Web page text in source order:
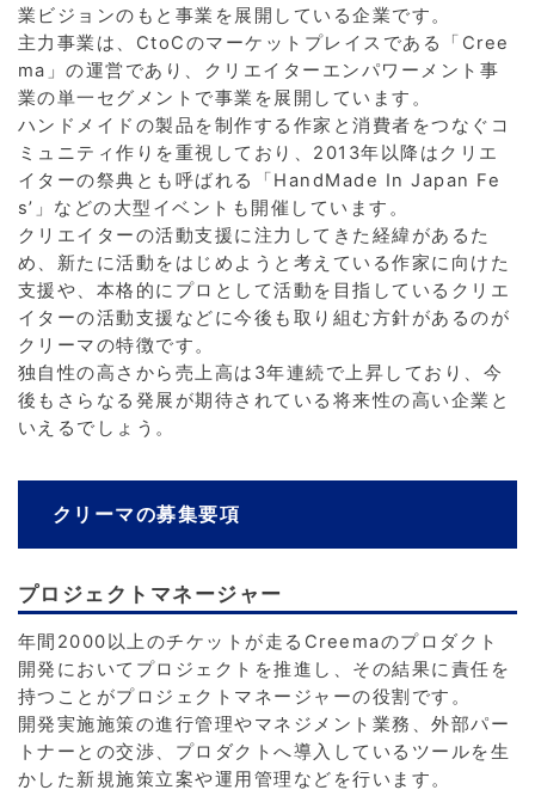
業ビジョンのもと事業を展開している企業です。
主力事業は、CtoCのマーケットプレイスである「Cree
ma」の運営であり、クリエイターエンパワーメント事
業の単一セグメントで事業を展開しています。
ハンドメイドの製品を制作する作家と消費者をつなぐコ
ミュニティ作りを重視しており、2013年以降はクリエ
イターの祭典とも呼ばれる「HandMade In Japan Fe
s’」などの大型イベントも開催しています。
クリエイターの活動支援に注力してきた経緯があるた
め、新たに活動をはじめようと考えている作家に向けた
支援や、本格的にプロとして活動を目指しているクリエ
イターの活動支援などに今後も取り組む方針があるのが
クリーマの特徴です。
独自性の高さから売上高は3年連続で上昇しており、今
後もさらなる発展が期待されている将来性の高い企業と
いえるでしょう。
クリーマの募集要項
プロジェクトマネージャー
年間2000以上のチケットが走るCreemaのプロダクト
開発においてプロジェクトを推進し、その結果に責任を
持つことがプロジェクトマネージャーの役割です。
開発実施施策の進行管理やマネジメント業務、外部パー
トナーとの交渉、プロダクトへ導入しているツールを生
かした新規施策立案や運用管理などを行います。